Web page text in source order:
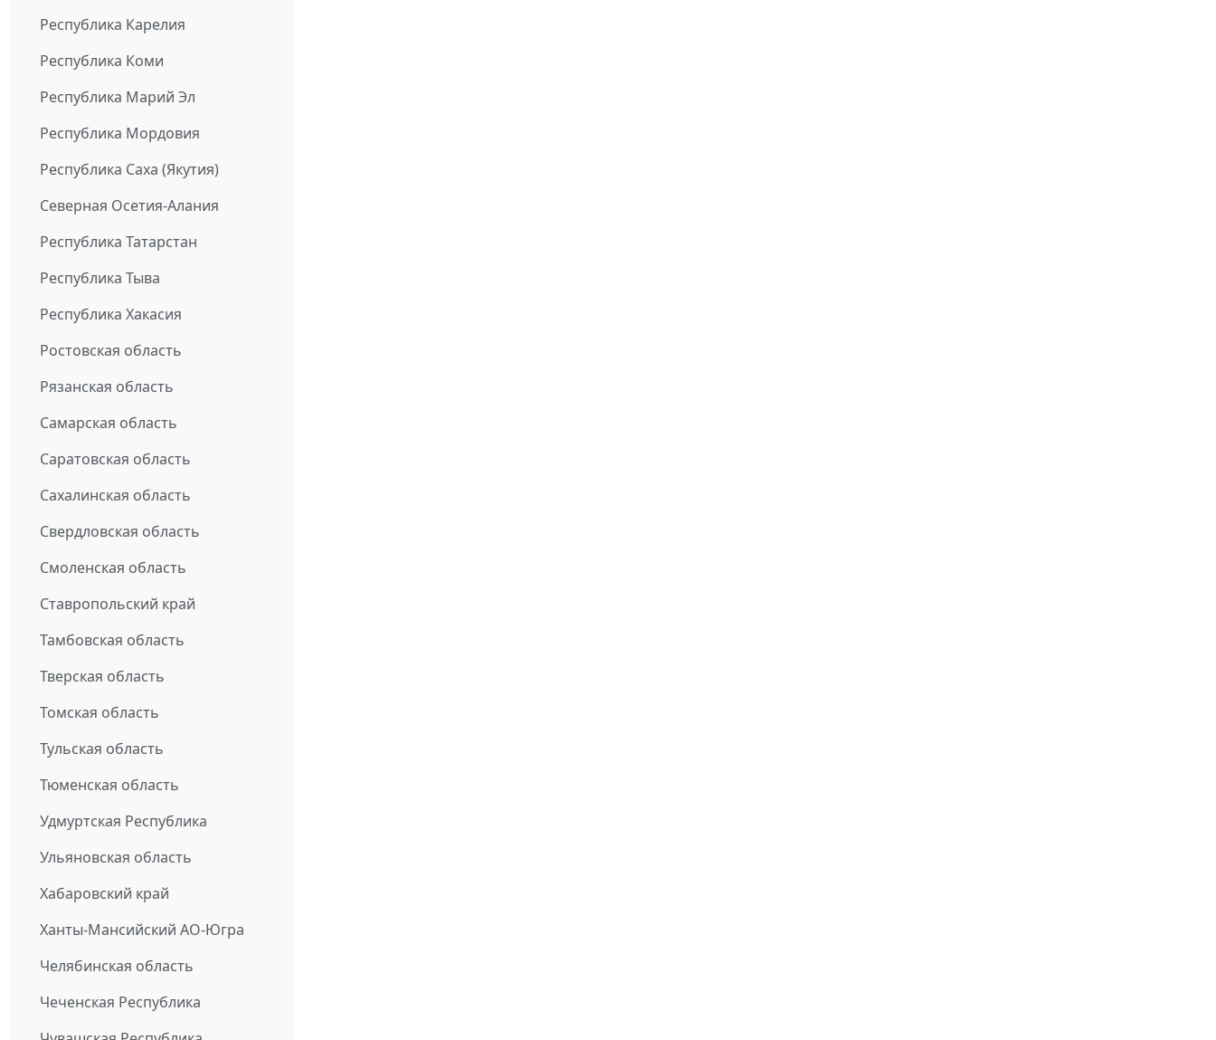
Республика Карелия
Республика Коми
Республика Марий Эл
Республика Мордовия
Республика Саха (Якутия)
Северная Осетия-Алания
Республика Татарстан
Республика Тыва
Республика Хакасия
Ростовская область
Рязанская область
Самарская область
Саратовская область
Сахалинская область
Свердловская область
Смоленская область
Ставропольский край
Тамбовская область
Тверская область
Томская область
Тульская область
Тюменская область
Удмуртская Республика
Ульяновская область
Хабаровский край
Ханты-Мансийский АО-Югра
Челябинская область
Чеченская Республика